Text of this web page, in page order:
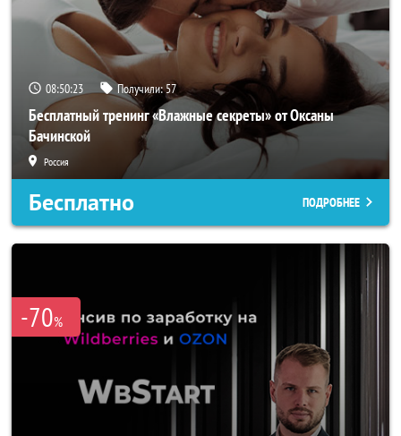
08:50:21 Получили:57
Бесплатный тренинг «Влажные секреты» от Оксаны
Бачинской
Россия
Бесплатно ПОДРОБНЕЕ
-70%